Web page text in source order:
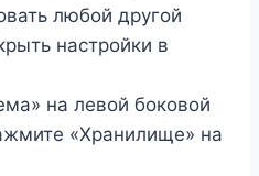
любой другой
настройки в
на левой боковой
«Хранилище» на